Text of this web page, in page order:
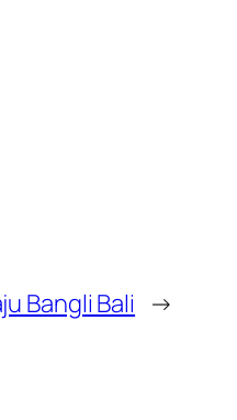
Bangli Bali →